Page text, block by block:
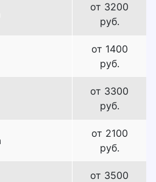
от 3200
руб.
от 1400
руб.
от 3300
руб.
от 2100
руб.
от 3500